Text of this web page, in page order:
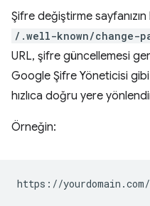
Şifre değiştirme
/.well-known/change-
URL, şifre güncellemesi
Google Şifre Yöneticisi gibi
hızlıca doğru yere
Örneğin: